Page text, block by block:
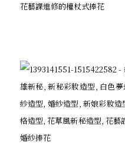
花藝課進修的權杖式捧花